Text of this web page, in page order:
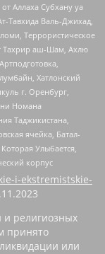
Аллаха Субхану уа
Тавхида Валь-Джихад,
Террористическое
Тахрир аш-Шам, Ахлю
Хатлонский
г. Оренбург,
Номана
Таджикистана,
ячейка, Батал-
Улыбается,
корпус
i-ekstremistskie-
религиозных
принято
или